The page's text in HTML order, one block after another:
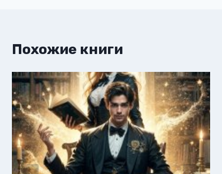
Похожие книги